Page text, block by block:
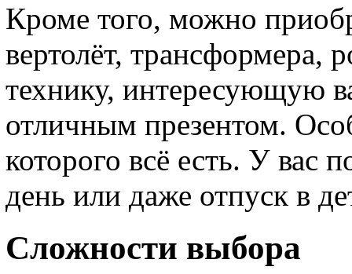
Кроме того, можно
вертолёт,
технику, интересующую
отличным презентом.
которого всё есть. У вас
день или даже отпуск в
Сложности выбора